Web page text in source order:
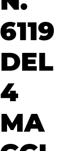
6119
DEL
4
MA